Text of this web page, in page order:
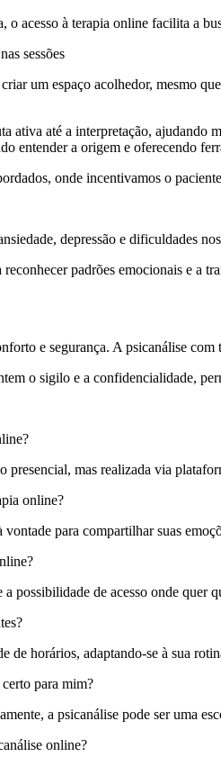
acesso à terapia online facilita a
sessões
um espaço acolhedor, mesmo
ativa até a interpretação, ajudando
entender a origem e oferecendo
onde incentivamos o
depressão e dificuldades
padrões emocionais e a
e segurança. A psicanálise
o sigilo e a confidencialidade,
presencial, mas realizada via
online?
para compartilhar suas
possibilidade de acesso onde quer
de horários, adaptando-se à sua
para mim?
a psicanálise pode ser uma
online?